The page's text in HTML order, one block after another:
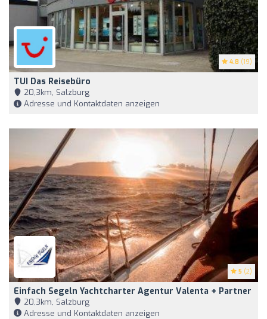
4.8 (19)
TUI Das Reisebüro
20,3km, Salzburg
Adresse und Kontaktdaten anzeigen
5 (2)
Einfach Segeln Yachtcharter Agentur Valenta + Partner
20,3km, Salzburg
Adresse und Kontaktdaten anzeigen